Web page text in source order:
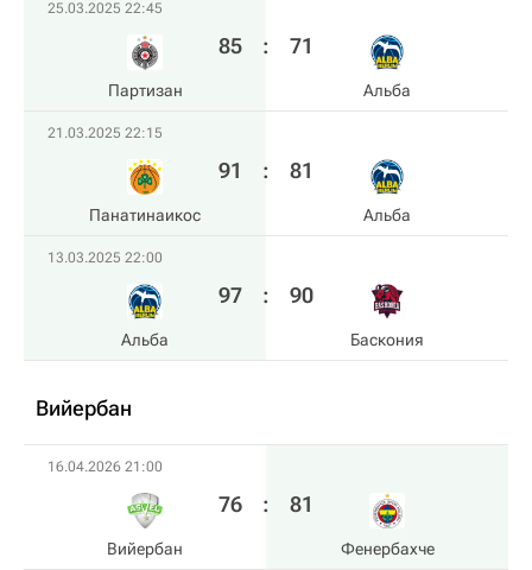
25.03.2025 22:45
Партизан
85 : 71
Альба
21.03.2025 22:15
Панатинаикос
91 : 81
Альба
13.03.2025 22:00
Альба
97 : 90
Баскония
Вийербан
16.04.2026 21:00
Вийербан
76 : 81
Фенербахче